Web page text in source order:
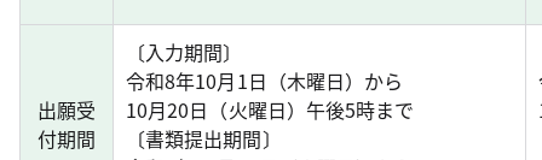
出願受
付期間
〔入力期間〕
令和8年10月1日（木曜日）から
10月20日（火曜日）午後5時まで
〔書類提出期間〕